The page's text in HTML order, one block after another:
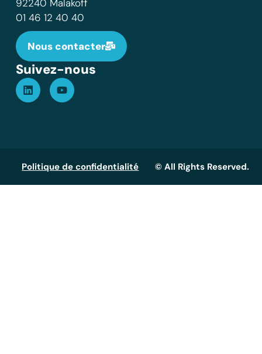
92240 Malakoff
01 46 12 40 40
Nous contacter
Suivez-nous
Politique de confidentialité © All Rights Reserved.